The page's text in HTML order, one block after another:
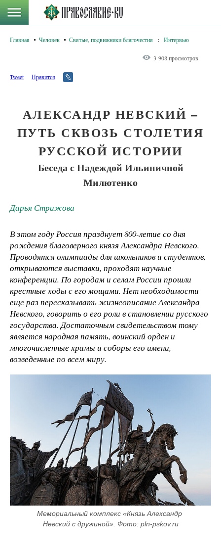
Главная Человек Святые, подвижники благочестия : Интервью
3 908 просмотров
Tweet Нравится
АЛЕКСАНДР НЕВСКИЙ –
ПУТЬ СКВОЗЬ СТОЛЕТИЯ
РУССКОЙ ИСТОРИИ
Беседа с Надеждой Ильиничной
Милютенко
Дарья Стрижова
В этом году Россия празднует 800-летие со дня
рождения благоверного князя Александра Невского.
Проводятся олимпиады для школьников и студентов,
открываются выставки, проходят научные
конференции. По городам и селам России прошли
крестные ходы с его мощами. Нет необходимости
еще раз пересказывать жизнеописание Александра
Невского, говорить о его роли в становлении русского
государства. Достаточным свидетельством тому
является народная память, воинский орден и
многочисленные храмы и соборы его имени,
возведенные по всем миру.
Мемориальный комплекс «Князь Александр
Невский с дружиной». Фото: pln-pskov.ru